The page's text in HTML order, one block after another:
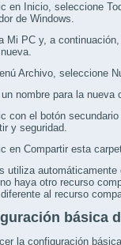
en Inicio, seleccione
de Windows.
Mi PC y, a
Archivo, seleccione
nombre para la nueva
con el botón
y seguridad.
en Compartir esta
utiliza
haya otro recurso
al recurso
básica
la configuración